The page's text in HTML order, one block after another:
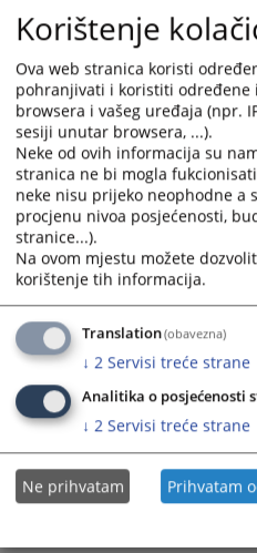
Korištenje
Ova web stranica koristi
pohranjivati i koristiti određene
browsera i vašeg uređaja (npr.
sesiji unutar browsera, ...).
Neke od ovih informacija su
stranica ne bi mogla
neke nisu prijeko neophodne a
procjenu nivoa posjećenosti,
stranice...).
Na ovom mjestu možete
korištenje tih informacija.
Translation(obavezna)
↓ 2 Servisi treće strane
Analitika o posjećenosti
↓ 2 Servisi treće strane
Ne prihvatam Prihvatam